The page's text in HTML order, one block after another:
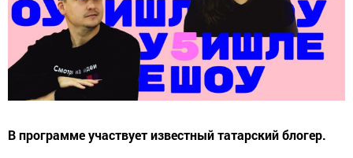
В программе участвует известный татарский блогер.